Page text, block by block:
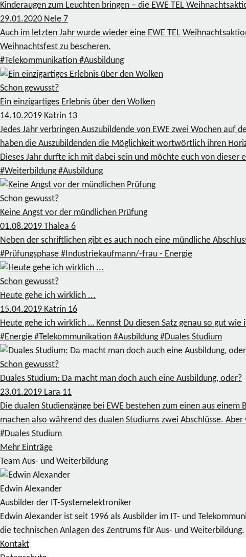
Kinderaugen zum Leuchten bringen – die EWE TEL
29.01.2020 Nele 7
Auch im letzten Jahr wurde wieder eine EWE TEL
Weihnachtsfest zu bescheren.
#Telekommunikation #Ausbildung
Schon gewusst?
Ein einzigartiges Erlebnis über den Wolken
14.10.2019 Katrin 13
Jedes Jahr verbringen Auszubildende von EWE zwei Wochen auf
haben die Auszubildenden die Möglichkeit wortwörtlich ihren
Dieses Jahr durfte ich mit dabei sein und möchte euch von dieser
#Weiterbildung #Ausbildung
Schon gewusst?
Keine Angst vor der mündlichen Prüfung
01.08.2019 Thalea 6
Neben der schriftlichen gibt es auch noch eine mündliche
#Prüfungsphase #Industriekaufmann/-frau - Energie
Schon gewusst?
Heute gehe ich wirklich ...
15.04.2019 Katrin 16
Heute gehe ich wirklich … Kennst Du diesen Satz genau so gut
#Energie #Telekommunikation #Ausbildung #Duales Studium
Schon gewusst?
Duales Studium: Da macht man doch auch eine Ausbildung, oder?
23.01.2019 Lara 11
Die dualen Studiengänge bei EWE bestehen zum einen aus
machen also während des dualen Studiums zwei Abschlüsse.
#Duales Studium
Mehr Einträge
Team Aus- und Weiterbildung
Edwin Alexander
Ausbilder der IT-Systemelektroniker
Edwin Alexander ist seit 1996 als Ausbilder im IT- und
die technischen Anlagen des Zentrums für Aus- und Weiterbildung.
Kontakt